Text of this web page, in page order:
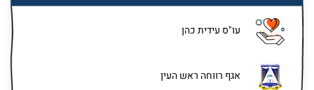
עו"ס עידית כהן
אגף רווחה ראש העין